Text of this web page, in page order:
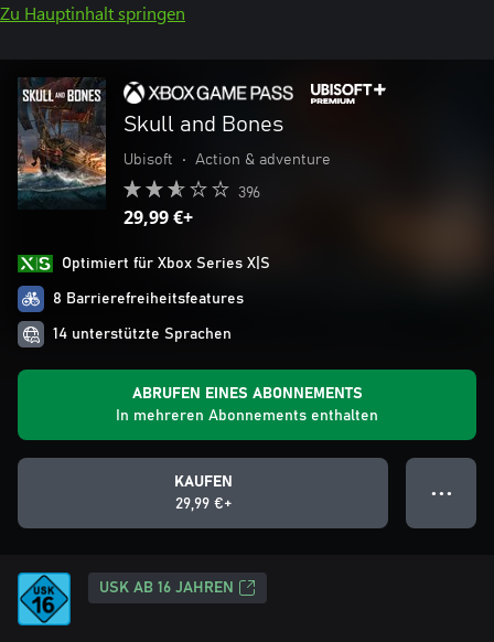
Zu Hauptinhalt springen
Skull and Bones
Ubisoft • Action & adventure
396
29,99 €+
Optimiert für Xbox Series X|S
8 Barrierefreiheitsfeatures
14 unterstützte Sprachen
ABRUFEN EINES ABONNEMENTS
In mehreren Abonnements enthalten
KAUFEN
29,99 €+
● ● ●
USK AB 16 JAHREN